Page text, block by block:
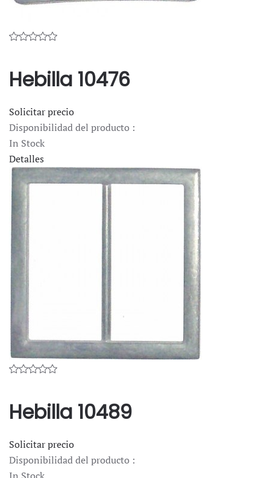
Hebilla 10476
Solicitar precio
Disponibilidad del producto :
In Stock
Detalles
Hebilla 10489
Solicitar precio
Disponibilidad del producto :